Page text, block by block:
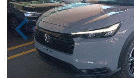
Previous